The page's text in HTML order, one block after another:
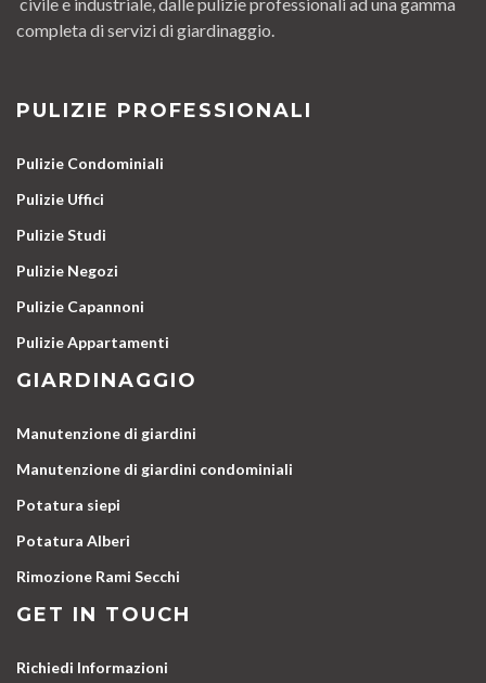
completa di servizi di giardinaggio.
PULIZIE PROFESSIONALI
Pulizie Condominiali
Pulizie Uffici
Pulizie Studi
Pulizie Negozi
Pulizie Capannoni
Pulizie Appartamenti
GIARDINAGGIO
Manutenzione di giardini
Manutenzione di giardini condominiali
Potatura siepi
Potatura Alberi
Rimozione Rami Secchi
GET IN TOUCH
Richiedi Informazioni